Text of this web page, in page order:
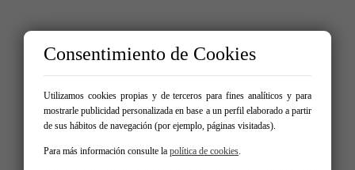
Consentimiento de Cookies
Utilizamos cookies propias y de terceros para fines analíticos y para
mostrarle publicidad personalizada en base a un perfil elaborado a partir
de sus hábitos de navegación (por ejemplo, páginas visitadas).
Para más información consulte la política de cookies.